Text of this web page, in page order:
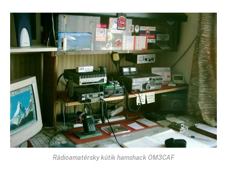
Rádioamatérsky kútik hamshack OM3CAF